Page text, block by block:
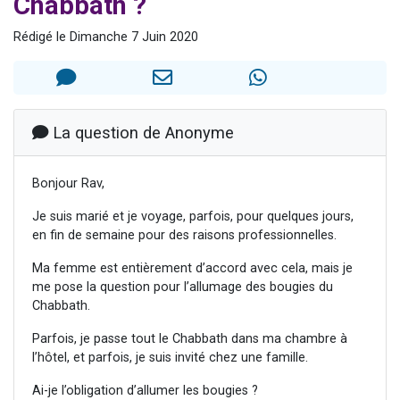
2 nouvelles musiques dans Torah-Box Music
Rédigé le Dimanche 7 Juin 2020
La question de Anonyme
Bonjour Rav,
Je suis marié et je voyage, parfois, pour quelques jours,
en fin de semaine pour des raisons professionnelles.
Ma femme est entièrement d’accord avec cela, mais je
me pose la question pour l’allumage des bougies du
Chabbath.
Parfois, je passe tout le Chabbath dans ma chambre à
l’hôtel, et parfois, je suis invité chez une famille.
Ai-je l’obligation d’allumer les bougies ?